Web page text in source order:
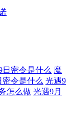
日密令是什么 魔
密令是什么 光遇9
怎么做 光遇9月